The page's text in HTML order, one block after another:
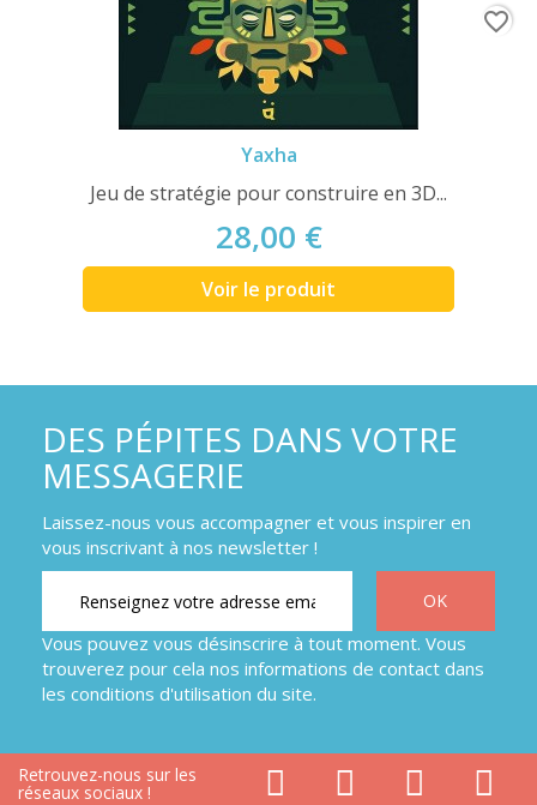
Yaxha
Jeu de stratégie pour construire en 3D...
28,00 €
Voir le produit
favorite_border
DES PÉPITES DANS VOTRE
MESSAGERIE
Laissez-nous vous accompagner et vous inspirer en
vous inscrivant à nos newsletter !
Vous pouvez vous désinscrire à tout moment. Vous
trouverez pour cela nos informations de contact dans
les conditions d'utilisation du site.
Retrouvez-nous sur les
réseaux sociaux !